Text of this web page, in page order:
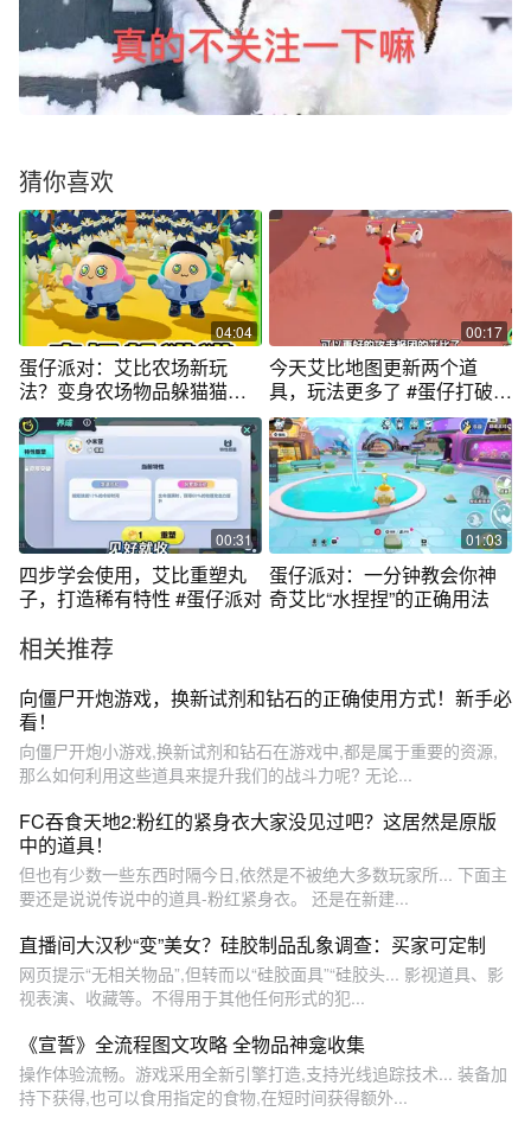
猜你喜欢
04:04
蛋仔派对：艾比农场新玩
法？变身农场物品躲猫猫，
农场还能设陷阱
00:17
今天艾比地图更新两个道
具，玩法更多了 #蛋仔打破次
元壁
00:31
四步学会使用，艾比重塑丸
子，打造稀有特性 #蛋仔派对
01:03
蛋仔派对：一分钟教会你神
奇艾比“水捏捏”的正确用法
相关推荐
向僵尸开炮游戏，换新试剂和钻石的正确使用方式！新手必
看！
向僵尸开炮小游戏,换新试剂和钻石在游戏中,都是属于重要的资源,
那么如何利用这些道具来提升我们的战斗力呢? 无论...
FC吞食天地2:粉红的紧身衣大家没见过吧？这居然是原版
中的道具！
但也有少数一些东西时隔今日,依然是不被绝大多数玩家所... 下面主
要还是说说传说中的道具-粉红紧身衣。 还是在新建...
直播间大汉秒“变”美女？硅胶制品乱象调查：买家可定制
网页提示“无相关物品”,但转而以“硅胶面具”“硅胶头... 影视道具、影
视表演、收藏等。不得用于其他任何形式的犯...
《宣誓》全流程图文攻略 全物品神龛收集
操作体验流畅。游戏采用全新引擎打造,支持光线追踪技术... 装备加
持下获得,也可以食用指定的食物,在短时间获得额外...